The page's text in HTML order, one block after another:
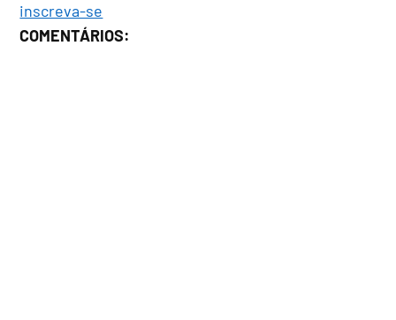
inscreva-se
COMENTÁRIOS: